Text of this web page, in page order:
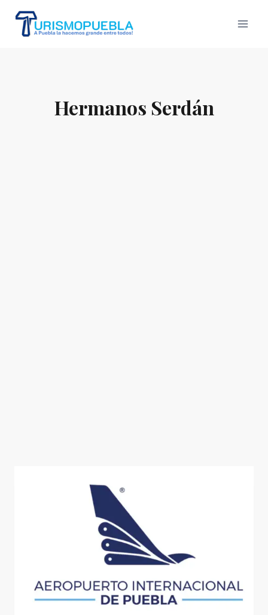
content
Hermanos Serdán